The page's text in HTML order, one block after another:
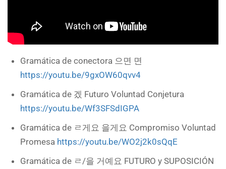
Gramática de conectora 으면 면
https://youtu.be/9gxOW60qvv4
Gramática de 겠 Futuro Voluntad Conjetura
https://youtu.be/Wf3SFSdIGPA
Gramática de ㄹ게요 을게요 Compromiso Voluntad
Promesa https://youtu.be/WO2j2k0sQqE
Gramática de ㄹ/을 거예요 FUTURO y SUPOSICIÓN